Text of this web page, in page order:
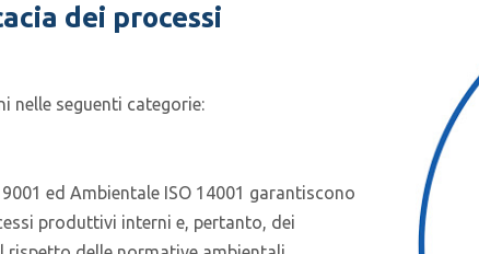
dei processi
nelle seguenti categorie:
ed Ambientale ISO 14001 garantiscono
produttivi interni e, pertanto, dei